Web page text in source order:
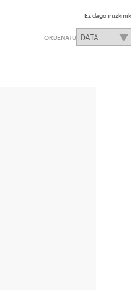
Ez dago iruzkinik
ORDENATU